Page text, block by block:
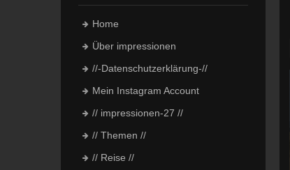
Home
Über impressionen
//-Datenschutzerklärung-//
Mein Instagram Account
// impressionen-27 //
// Themen //
// Reise //